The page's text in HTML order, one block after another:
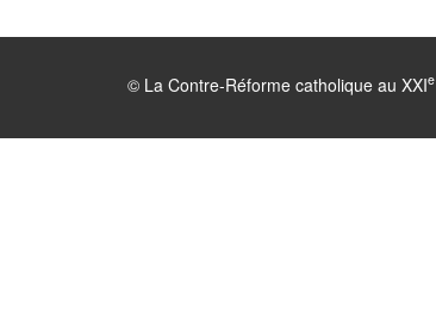
© La Contre-Réforme catholique au XXIe